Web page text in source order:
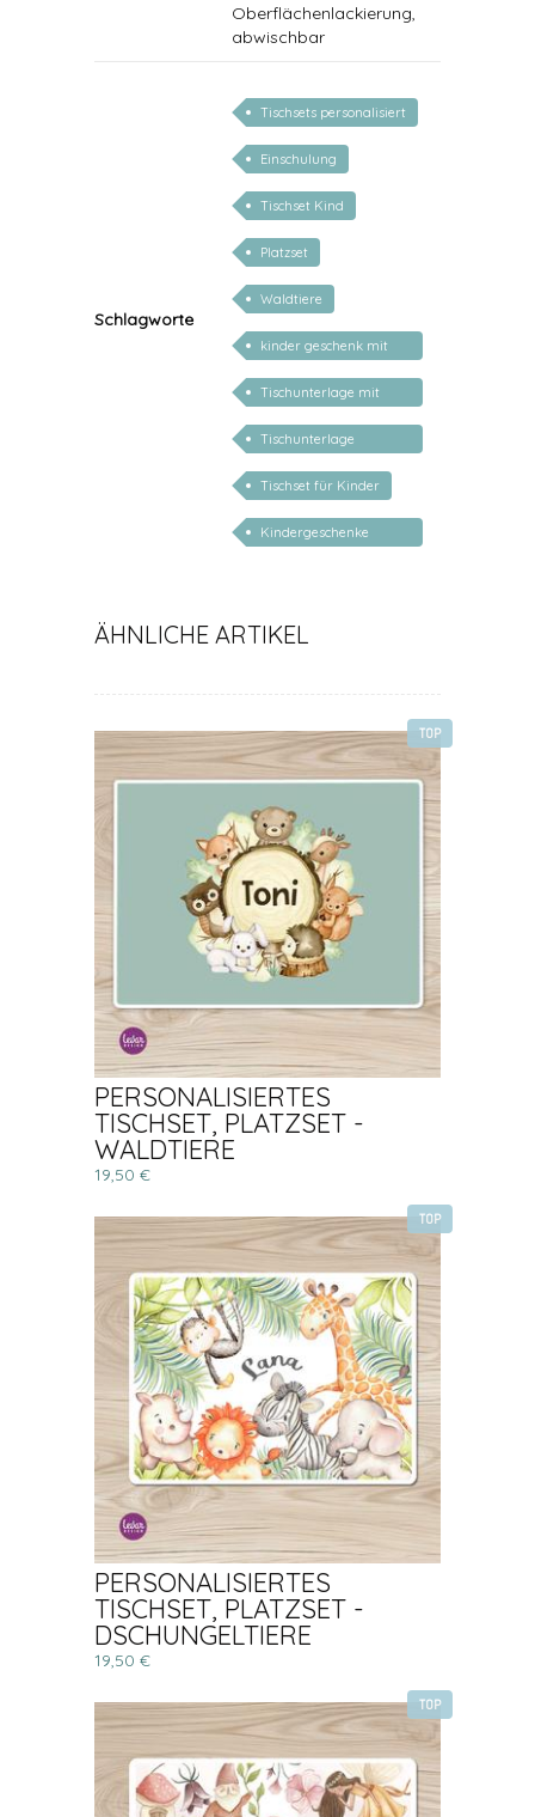
Oberflächenlackierung,
abwischbar
Schlagworte
Tischsets personalisiert
Einschulung
Tischset Kind
Platzset
Waldtiere
kinder geschenk mit
namen
Tischunterlage mit
Namen
Tischunterlage
personalisiert
Tischset für Kinder
Kindergeschenke
ÄHNLICHE ARTIKEL
TOP
PERSONALISIERTES
TISCHSET, PLATZSET -
WALDTIERE
19,50 €
TOP
PERSONALISIERTES
TISCHSET, PLATZSET -
DSCHUNGELTIERE
19,50 €
TOP